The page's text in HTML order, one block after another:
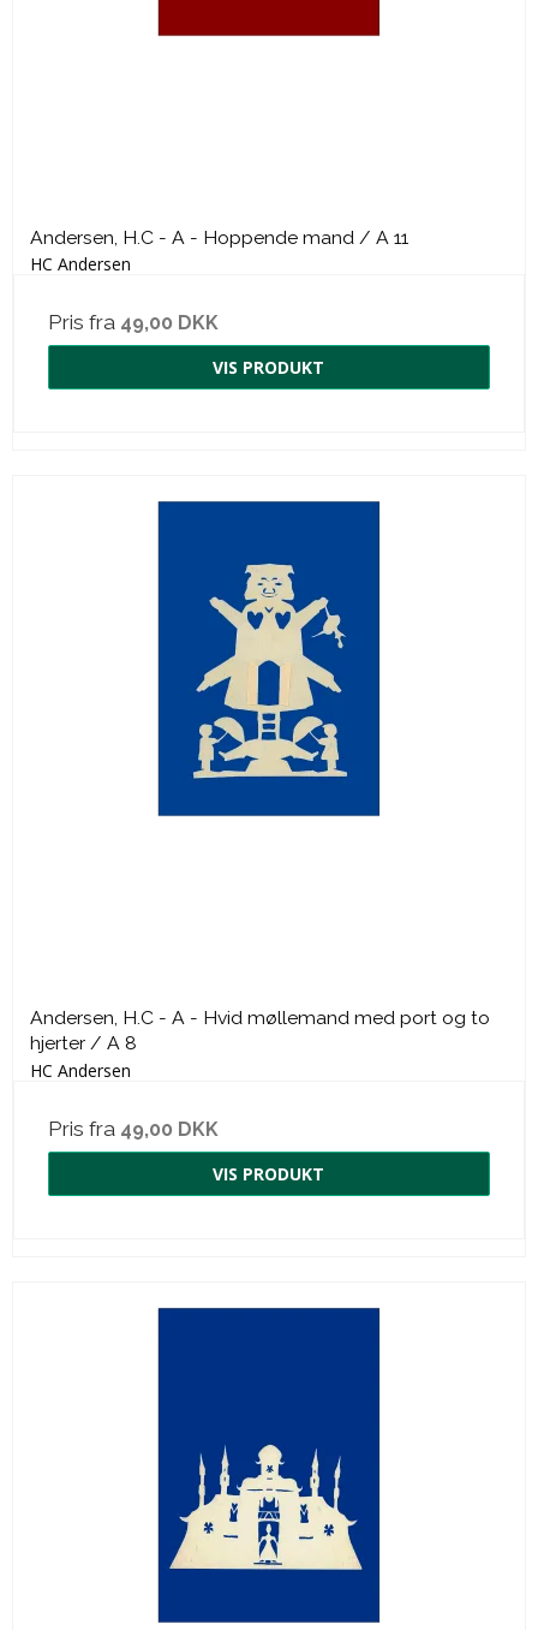
Andersen, H.C - A - Hoppende mand / A 11
HC Andersen
Pris fra 49,00 DKK
VIS PRODUKT
Andersen, H.C - A - Hvid møllemand med port og to
hjerter / A 8
HC Andersen
Pris fra 49,00 DKK
VIS PRODUKT